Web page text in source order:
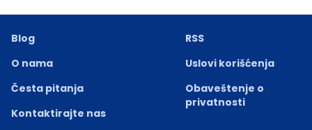
Blog
O nama
Česta pitanja
Kontaktirajte nas
RSS
Uslovi korišćenja
Obaveštenje o
privatnosti